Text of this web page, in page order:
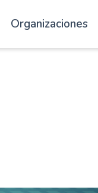
Organizaciones